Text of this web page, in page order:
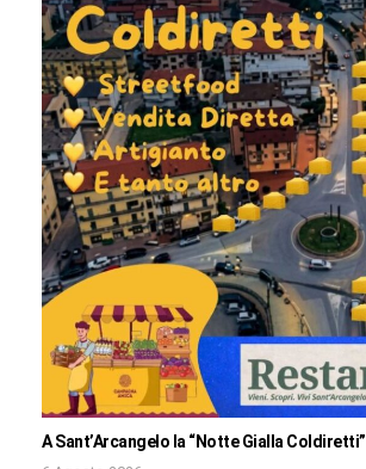
A Sant’Arcangelo la “Notte Gialla Coldiretti”